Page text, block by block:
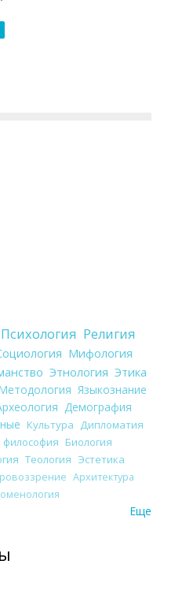
Психология Религия
Мифология
Этнология Этика
Языкознание
Демография
Культура
Дипломатия
философия Биология
Теология Эстетика
Архитектура
Еще